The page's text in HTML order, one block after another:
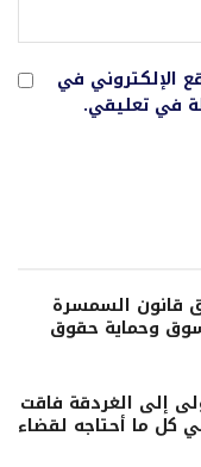
الإلكتروني في
في تعليقي.
قانون السمسرة
وحماية حقوق
إلى الغردقة فاقت
كل ما أحتاجه لقضاء